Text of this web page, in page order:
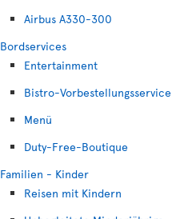
Airbus A330-300
Bordservices
Entertainment
Bistro-Vorbestellungsservice
Menü
Duty-Free-Boutique
Familien - Kinder
Reisen mit Kindern